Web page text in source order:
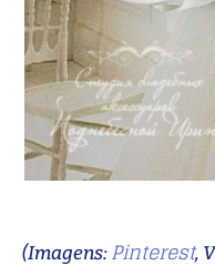
(Imagens:Pinterest,